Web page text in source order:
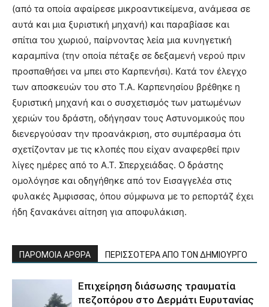
(από τα οποία αφαίρεσε μικροαντικείμενα, ανάμεσα σε
αυτά και μια ξυριστική μηχανή) και παραβίασε και
σπίτια του χωριού, παίρνοντας λεία μια κυνηγετική
καραμπίνα (την οποία πέταξε σε δεξαμενή νερού πριν
προσπαθήσει να μπει στο Καρπενήσι). Κατά τον έλεγχο
των αποσκευών του στο Τ.Α. Καρπενησίου βρέθηκε η
ξυριστική μηχανή και ο συσχετισμός των ματωμένων
χεριών του δράστη, οδήγησαν τους Αστυνομικούς που
διενεργούσαν την προανάκριση, στο συμπέρασμα ότι
σχετίζονταν με τις κλοπές που είχαν αναφερθεί πριν
λίγες ημέρες από το Α.Τ. Σπερχειάδας. Ο δράστης
ομολόγησε και οδηγήθηκε από τον Εισαγγελέα στις
φυλακές Άμφισσας, όπου σύμφωνα με το ρεπορτάζ έχει
ήδη ξανακάνει αίτηση για αποφυλάκιση.
ΠΑΡΟΜΟΙΑ ΑΡΘΡΑ ΠΕΡΙΣΣΟΤΕΡΑ ΑΠΟ ΤΟΝ ΔΗΜΙΟΥΡΓΟ
Επιχείρηση διάσωσης τραυματία
πεζοπόρου στο Δερμάτι Ευρυτανίας